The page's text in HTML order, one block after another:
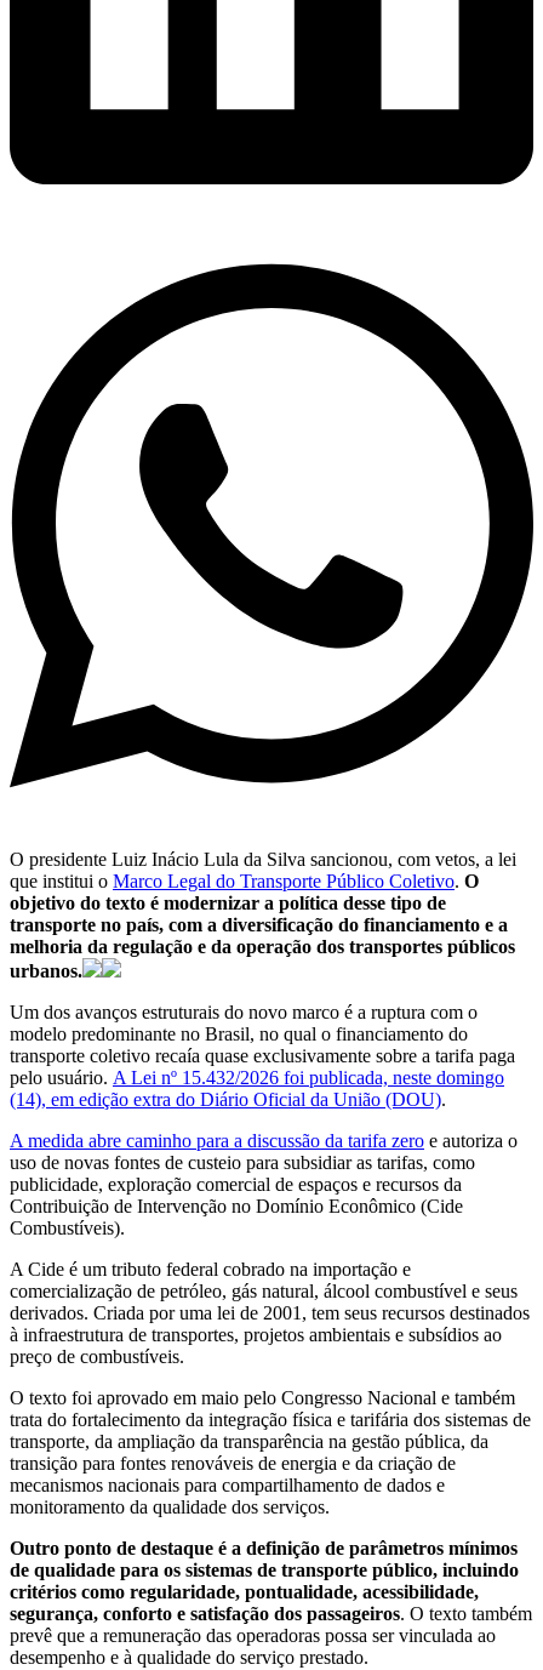
O presidente Luiz Inácio Lula da Silva sancionou, com vetos, a lei
que institui o Marco Legal do Transporte Público Coletivo. O
objetivo do texto é modernizar a política desse tipo de
transporte no país, com a diversificação do financiamento e a
melhoria da regulação e da operação dos transportes públicos
urbanos.
Um dos avanços estruturais do novo marco é a ruptura com o
modelo predominante no Brasil, no qual o financiamento do
transporte coletivo recaía quase exclusivamente sobre a tarifa paga
pelo usuário. A Lei nº 15.432/2026 foi publicada, neste domingo
(14), em edição extra do Diário Oficial da União (DOU).
A medida abre caminho para a discussão da tarifa zero e autoriza o
uso de novas fontes de custeio para subsidiar as tarifas, como
publicidade, exploração comercial de espaços e recursos da
Contribuição de Intervenção no Domínio Econômico (Cide
Combustíveis).
A Cide é um tributo federal cobrado na importação e
comercialização de petróleo, gás natural, álcool combustível e seus
derivados. Criada por uma lei de 2001, tem seus recursos destinados
à infraestrutura de transportes, projetos ambientais e subsídios ao
preço de combustíveis.
O texto foi aprovado em maio pelo Congresso Nacional e também
trata do fortalecimento da integração física e tarifária dos sistemas de
transporte, da ampliação da transparência na gestão pública, da
transição para fontes renováveis de energia e da criação de
mecanismos nacionais para compartilhamento de dados e
monitoramento da qualidade dos serviços.
Outro ponto de destaque é a definição de parâmetros mínimos
de qualidade para os sistemas de transporte público, incluindo
critérios como regularidade, pontualidade, acessibilidade,
segurança, conforto e satisfação dos passageiros. O texto também
prevê que a remuneração das operadoras possa ser vinculada ao
desempenho e à qualidade do serviço prestado.